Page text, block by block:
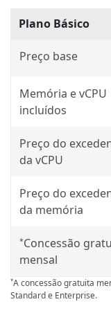
Plano Básico
Preço base
Memória e vCPU
incluídos
Preço do
da vCPU
Preço do
da memória
*Concessão
mensal
*A concessão gratuita
Standard e Enterprise.